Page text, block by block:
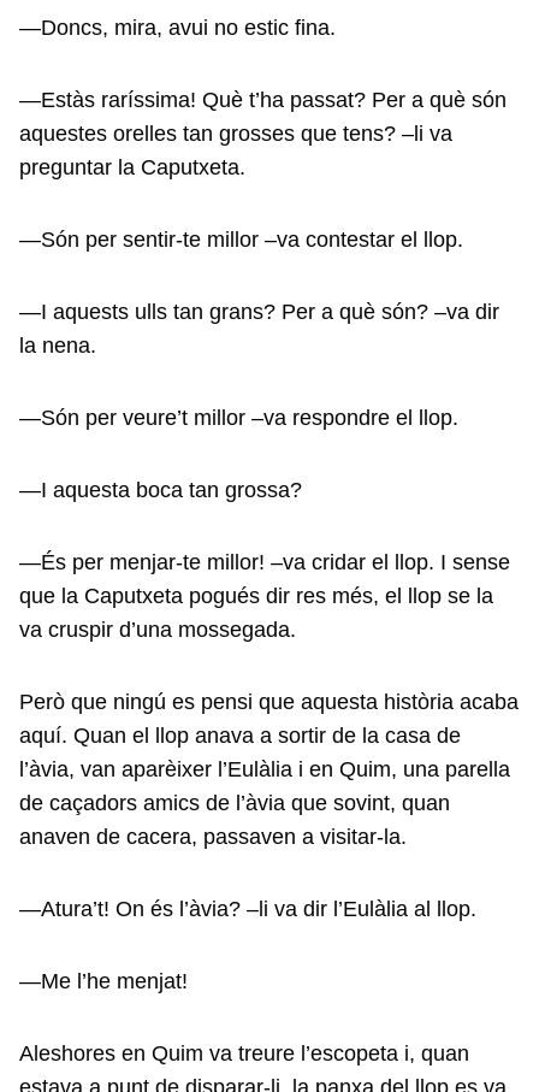
—Doncs, mira, avui no estic fina.
—Estàs raríssima! Què t’ha passat? Per a què són
aquestes orelles tan grosses que tens? –li va
preguntar la Caputxeta.
—Són per sentir-te millor –va contestar el llop.
—I aquests ulls tan grans? Per a què són? –va dir
la nena.
—Són per veure’t millor –va respondre el llop.
—I aquesta boca tan grossa?
—És per menjar-te millor! –va cridar el llop. I sense
que la Caputxeta pogués dir res més, el llop se la
va cruspir d’una mossegada.
Però que ningú es pensi que aquesta història acaba
aquí. Quan el llop anava a sortir de la casa de
l’àvia, van aparèixer l’Eulàlia i en Quim, una parella
de caçadors amics de l’àvia que sovint, quan
anaven de cacera, passaven a visitar-la.
—Atura’t! On és l’àvia? –li va dir l’Eulàlia al llop.
—Me l’he menjat!
Aleshores en Quim va treure l’escopeta i, quan
estava a punt de disparar-li, la panxa del llop es va